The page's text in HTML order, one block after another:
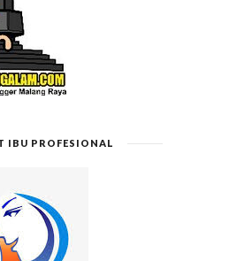
IBU PROFESIONAL